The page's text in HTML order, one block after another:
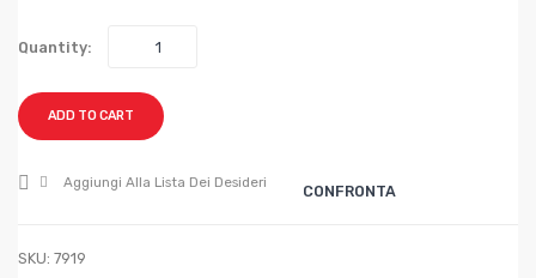
Quantity:
ADD TO CART
Aggiungi Alla Lista Dei Desideri CONFRONTA
SKU: 7919